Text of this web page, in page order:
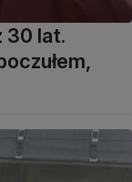
30 lat.